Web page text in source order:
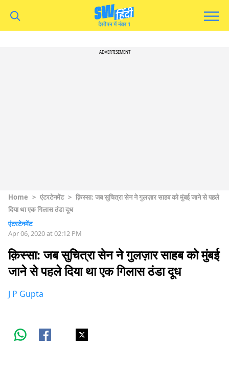
ADVERTISEMENT
Home > एंटरटेनमेंट > क़िस्सा: जब सुचित्रा सेन ने गुलज़ार साहब को मुंबई जाने से पहले
दिया था एक गिलास ठंडा दूध
एंटरटेनमेंट
Apr 06, 2020 at 02:12 PM
क़िस्सा: जब सुचित्रा सेन ने गुलज़ार साहब को मुंबई
जाने से पहले दिया था एक गिलास ठंडा दूध
J P Gupta